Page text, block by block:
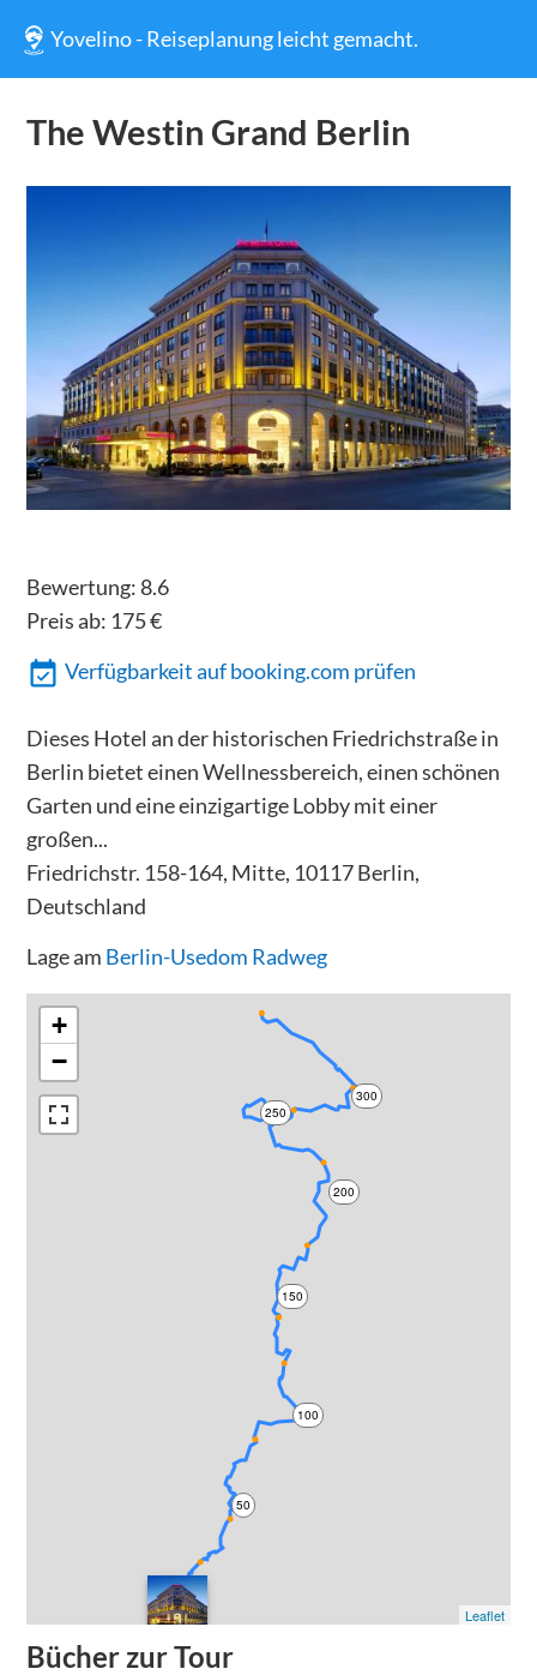
Yovelino - Reiseplanung leicht gemacht.
The Westin Grand Berlin
Bewertung: 8.6
Preis ab: 175€
Verfügbarkeit auf booking.com prüfen
Dieses Hotel an der historischen Friedrichstraße in
Berlin bietet einen Wellnessbereich, einen schönen
Garten und eine einzigartige Lobby mit einer
großen...
Friedrichstr. 158-164, Mitte, 10117 Berlin,
Deutschland
Lage am Berlin-Usedom Radweg
0
50
100
150
200
250
300
+
−
Leaflet
Bücher zur Tour